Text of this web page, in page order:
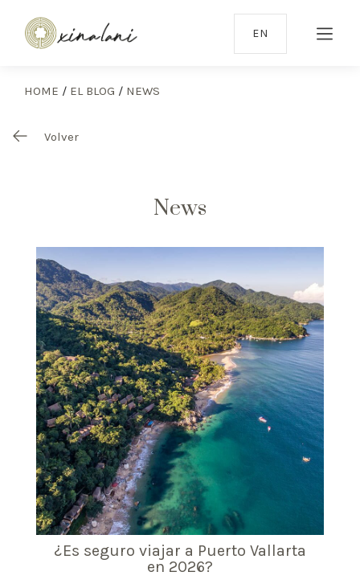
EN
HOME / EL BLOG / NEWS
Volver
News
¿Es seguro viajar a Puerto Vallarta
en 2026?